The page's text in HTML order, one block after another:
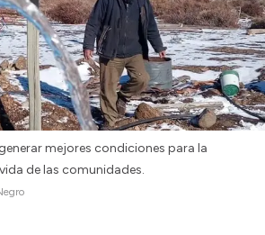
mejores condiciones para la
de las comunidades.